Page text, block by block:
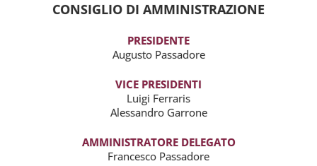
CONSIGLIO DI AMMINISTRAZIONE
PRESIDENTE
Augusto Passadore
VICE PRESIDENTI
Luigi Ferraris
Alessandro Garrone
AMMINISTRATORE DELEGATO
Francesco Passadore